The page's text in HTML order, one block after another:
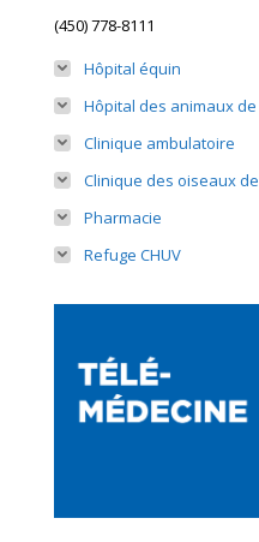
(450) 778-8111
Hôpital équin
Hôpital des animaux
Clinique ambulatoire
Clinique des oiseaux
Pharmacie
Refuge CHUV